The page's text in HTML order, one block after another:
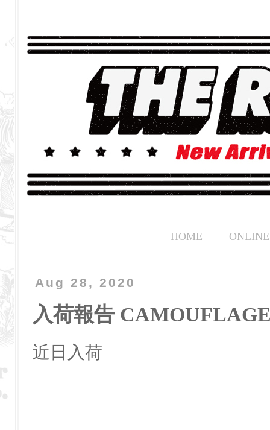
HOME
Aug 28, 2020
入荷報告
近日入荷